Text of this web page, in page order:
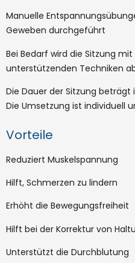
Manuelle
Geweben durchgeführt
Bei Bedarf wird die Sitzung
unterstützenden Techniken
Die Dauer der Sitzung beträgt
Die Umsetzung ist individuell
Vorteile
Reduziert Muskelspannung
Hilft, Schmerzen zu lindern
Erhöht die Bewegungsfreiheit
Hilft bei der Korrektur von
Unterstützt die Durchblutung